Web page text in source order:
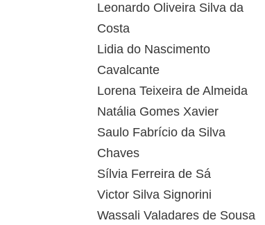
Leonardo Oliveira Silva da
Costa
Lidia do Nascimento
Cavalcante
Lorena Teixeira de Almeida
Natália Gomes Xavier
Saulo Fabrício da Silva
Chaves
Sílvia Ferreira de Sá
Victor Silva Signorini
Wassali Valadares de Sousa